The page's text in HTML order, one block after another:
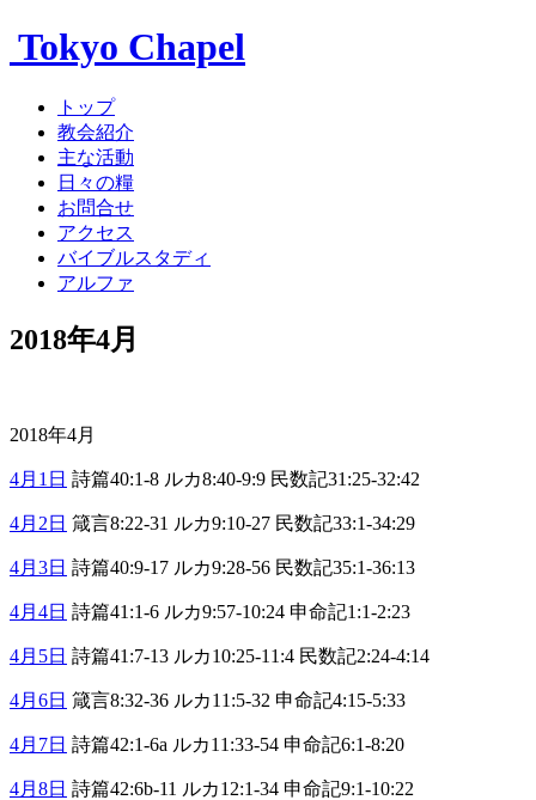
Tokyo Chapel
トップ
教会紹介
主な活動
日々の糧
お問合せ
アクセス
バイブルスタディ
アルファ
2018年4月
2018年4月
4月1日 詩篇40:1-8 ルカ8:40-9:9 民数記31:25-32:42
4月2日 箴言8:22-31 ルカ9:10-27 民数記33:1-34:29
4月3日 詩篇40:9-17 ルカ9:28-56 民数記35:1-36:13
4月4日 詩篇41:1-6 ルカ9:57-10:24 申命記1:1-2:23
4月5日 詩篇41:7-13 ルカ10:25-11:4 民数記2:24-4:14
4月6日 箴言8:32-36 ルカ11:5-32 申命記4:15-5:33
4月7日 詩篇42:1-6a ルカ11:33-54 申命記6:1-8:20
4月8日 詩篇42:6b-11 ルカ12:1-34 申命記9:1-10:22